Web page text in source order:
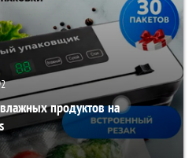
продуктов на